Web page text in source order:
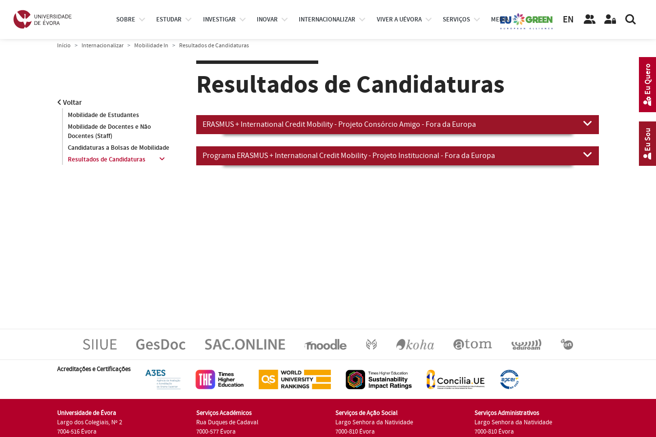
SOBRE ESTUDAR INVESTIGAR INOVAR INTERNACIONALIZAR VIVER A UÉVORA SERVIÇOS MEDIA EN
Início Internacionalizar Mobilidade In Resultados de Candidaturas
Voltar
Mobilidade de Estudantes
Mobilidade de Docentes e Não
Docentes (Staff)
Candidaturas a Bolsas de Mobilidade
Resultados de Candidaturas
Resultados de Candidaturas
ERASMUS + International Credit Mobility - Projeto Consórcio Amigo - Fora da Europa
Programa ERASMUS + International Credit Mobility - Projeto Institucional - Fora da Europa
Acreditações e Certificações
Universidade de Évora
Largo dos Colegiais, Nº 2
7004-516 Évora
Serviços Académicos
Rua Duques de Cadaval
7000-577 Évora
Serviços de Ação Social
Largo Senhora da Natividade
7000-810 Évora
Serviços Administrativos
Largo Senhora da Natividade
7000-810 Évora
Eu Sou
Eu Quero